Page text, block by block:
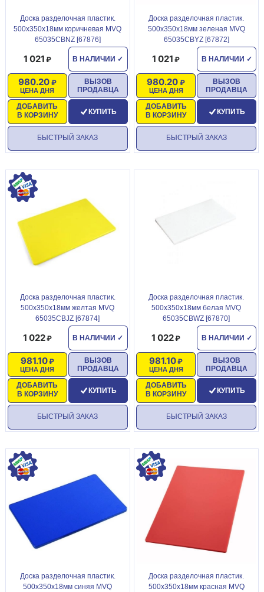
Доска разделочная пластик.
500х350х18мм коричневая MVQ
65035CBNZ [67876]
В НАЛИЧИИ ✓
1 021
ЦЕНА ДНЯ
980.20
ДОБАВИТЬ
В КОРЗИНУ
ВЫЗОВ
ПРОДАВЦА
КУПИТЬ
БЫСТРЫЙ ЗАКАЗ
Доска разделочная пластик.
500х350х18мм зеленая MVQ
65035CBYZ [67872]
В НАЛИЧИИ ✓
1 021
ЦЕНА ДНЯ
980.20
ДОБАВИТЬ
В КОРЗИНУ
ВЫЗОВ
ПРОДАВЦА
КУПИТЬ
БЫСТРЫЙ ЗАКАЗ
Доска разделочная пластик.
500х350х18мм желтая MVQ
65035CBJZ [67874]
В НАЛИЧИИ ✓
1 022
ЦЕНА ДНЯ
981.10
ДОБАВИТЬ
В КОРЗИНУ
ВЫЗОВ
ПРОДАВЦА
КУПИТЬ
БЫСТРЫЙ ЗАКАЗ
Доска разделочная пластик.
500х350х18мм белая MVQ
65035CBWZ [67870]
В НАЛИЧИИ ✓
1 022
ЦЕНА ДНЯ
981.10
ДОБАВИТЬ
В КОРЗИНУ
ВЫЗОВ
ПРОДАВЦА
КУПИТЬ
БЫСТРЫЙ ЗАКАЗ
Доска разделочная пластик.
500х350х18мм синяя MVQ
Доска разделочная пластик.
500х350х18мм красная MVQ